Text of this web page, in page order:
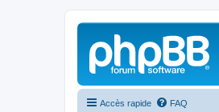
Accès rapide FAQ